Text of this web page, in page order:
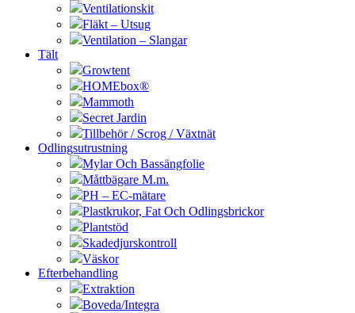
Ventilationskit
Fläkt – Utsug
Ventilation – Slangar
Tält
Growtent
HOMEbox®
Mammoth
Secret Jardin
Tillbehör / Scrog / Växtnät
Odlingsutrustning
Mylar Och Bassängfolie
Måttbägare M.m.
PH – EC-mätare
Plastkrukor, Fat Och Odlingsbrickor
Plantstöd
Skadedjurskontroll
Väskor
Efterbehandling
Extraktion
Boveda/Integra